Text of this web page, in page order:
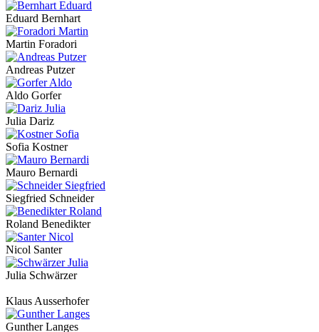
Eduard Bernhart
Martin Foradori
Andreas Putzer
Aldo Gorfer
Julia Dariz
Sofia Kostner
Mauro Bernardi
Siegfried Schneider
Roland Benedikter
Nicol Santer
Julia Schwärzer
Klaus Ausserhofer
Gunther Langes